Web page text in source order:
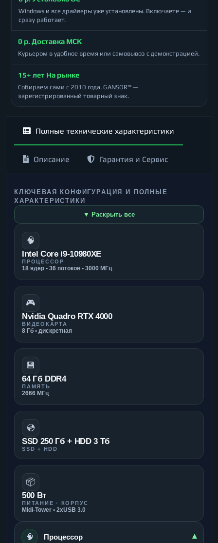
Windows и все драйверы уже установлены. Включаете — и
сразу работает.
0 р. Доставка МСК
Курьером в удобное время или самовывоз с демонстрацией.
15+ лет На рынке
Собираем сами с 2010 года. GANSOR™ —
зарегистрированный товарный знак.
Полные технические характеристики
Описание Гарантия и Сервис
КЛЮЧЕВАЯ КОНФИГУРАЦИЯ И ПОЛНЫЕ
ХАРАКТЕРИСТИКИ
▼ Раскрыть все
🧠
Intel Core i9-10980XE
ПРОЦЕССОР
18 ядер • 36 потоков • 3000 МГц
🎮
Nvidia Quadro RTX 4000
ВИДЕОКАРТА
8 Гб • дискретная
💾
64 Гб DDR4
ПАМЯТЬ
2666 МГц
💿
SSD 250 Гб + HDD 3 Тб
SSD + HDD
📦
500 Вт
ПИТАНИЕ · КОРПУС
Midi-Tower • 2xUSB 3.0
🧠 Процессор ▾